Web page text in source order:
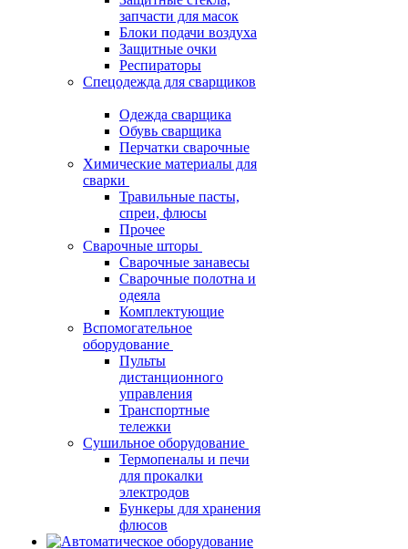
запчасти для масок
Блоки подачи воздуха
Защитные очки
Респираторы
Спецодежда для сварщиков
Одежда сварщика
Обувь сварщика
Перчатки сварочные
Химические материалы для
сварки
Травильные пасты,
спреи, флюсы
Прочее
Сварочные шторы
Сварочные занавесы
Сварочные полотна и
одеяла
Комплектующие
Вспомогательное
оборудование
Пульты
дистанционного
управления
Транспортные
тележки
Сушильное оборудование
Термопеналы и печи
для прокалки
электродов
Бункеры для хранения
флюсов